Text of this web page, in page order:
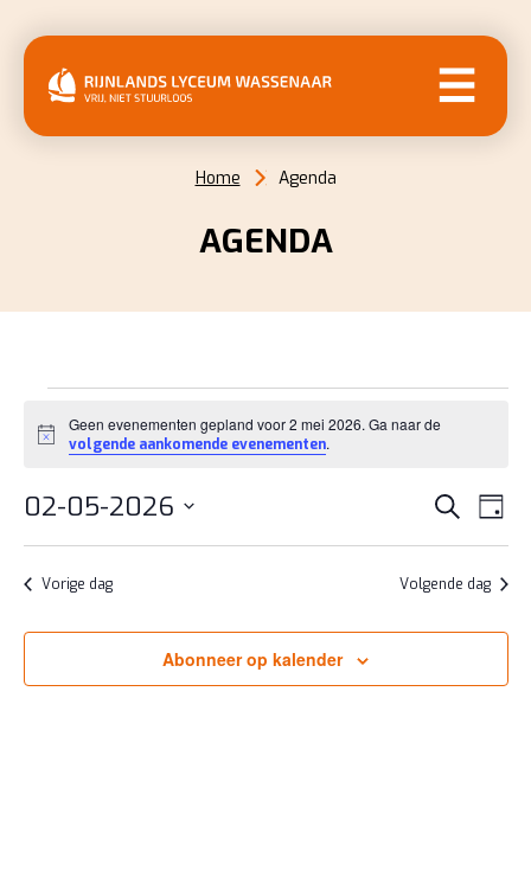
Home Agenda
AGENDA
EVENEMENTEN
IN
2
MEI
2026
Bericht
Geen evenementen gepland voor 2 mei 2026. Ga naar de
volgende aankomende evenementen.
EN
Zoeken
Dag
02-05-2026
Selecteer
eenVorige dag Volgende dag
Abonneer op kalender